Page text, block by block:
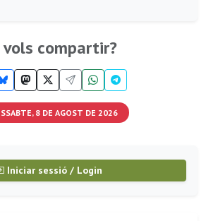
vols compartir?
8 DE AGOST DE 2026
Iniciar sessió / Login